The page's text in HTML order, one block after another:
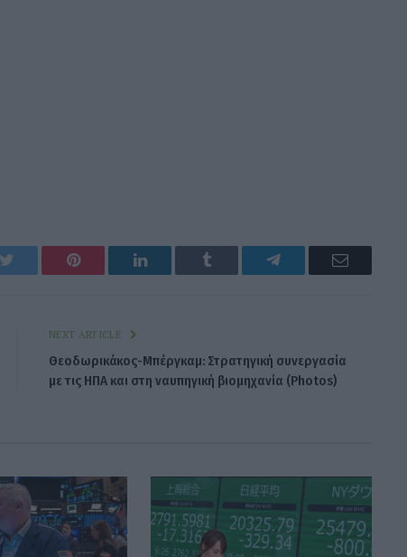
Pinterest LinkedIn Tumblr Telegram Email
NEXT ARTICLE
Θεοδωρικάκος-Μπέργκαμ: Στρατηγική συνεργασία
με τις ΗΠΑ και στη ναυπηγική βιομηχανία (Photos)